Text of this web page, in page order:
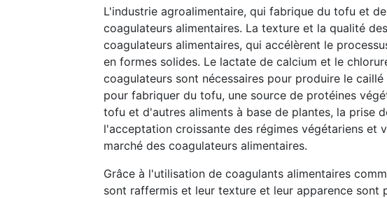
L'industrie agroalimentaire, qui fabrique du tofu et
coagulateurs alimentaires. La texture et la qualité
coagulateurs alimentaires, qui accélèrent le
en formes solides. Le lactate de calcium et le
coagulateurs sont nécessaires pour produire le
pour fabriquer du tofu, une source de protéines
tofu et d'autres aliments à base de plantes, la prise
l'acceptation croissante des régimes végétariens et
marché des coagulateurs alimentaires.
Grâce à l'utilisation de coagulants alimentaires
sont raffermis et leur texture et leur apparence sont